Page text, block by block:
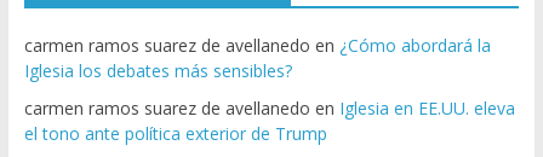
carmen ramos suarez de avellanedo en ¿Cómo abordará la
Iglesia los debates más sensibles?
carmen ramos suarez de avellanedo en Iglesia en EE.UU. eleva
el tono ante política exterior de Trump